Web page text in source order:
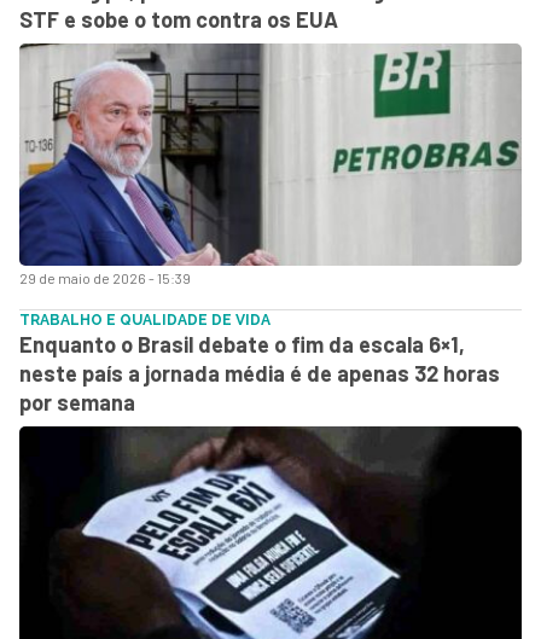
29 de maio de 2026 - 15:39
STF e sobe o tom contra os EUA
TRABALHO E QUALIDADE DE VIDA
Enquanto o Brasil debate o fim da escala 6×1,
neste país a jornada média é de apenas 32 horas
por semana